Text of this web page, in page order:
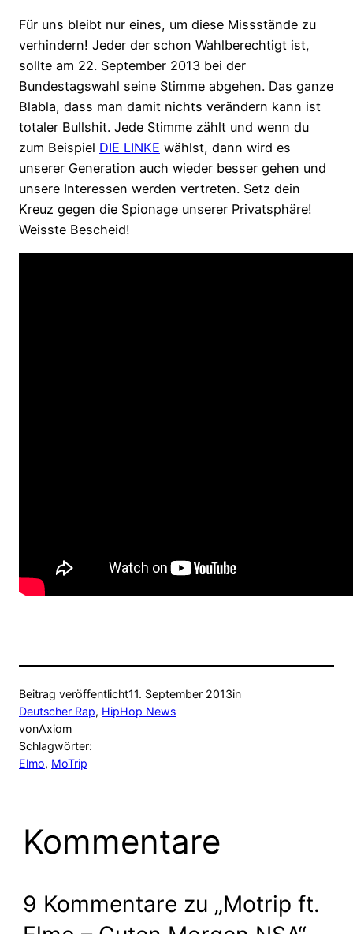
Für uns bleibt nur eines, um diese Missstände zu
verhindern! Jeder der schon Wahlberechtigt ist,
sollte am 22. September 2013 bei der
Bundestagswahl seine Stimme abgehen. Das ganze
Blabla, dass man damit nichts verändern kann ist
totaler Bullshit. Jede Stimme zählt und wenn du
zum Beispiel DIE LINKE wählst, dann wird es
unserer Generation auch wieder besser gehen und
unsere Interessen werden vertreten. Setz dein
Kreuz gegen die Spionage unserer Privatsphäre!
Weisste Bescheid!
Beitrag veröffentlicht11. September 2013in
Deutscher Rap, HipHop News
vonAxiom
Schlagwörter:
Elmo, MoTrip
Kommentare
9 Kommentare zu „Motrip ft.